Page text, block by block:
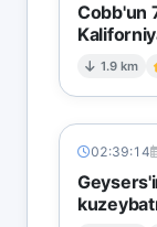
Cobb'un
1.9 km
02:39:14